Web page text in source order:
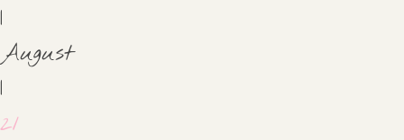
|
August
|
21